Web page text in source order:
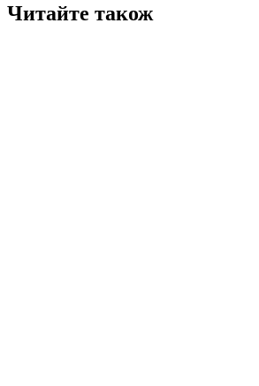
Читайте також